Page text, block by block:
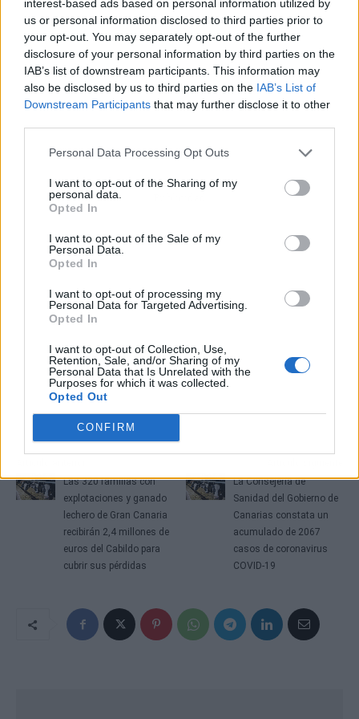
interest-based ads based on personal information utilized by
us or personal information disclosed to third parties prior to
your opt-out. You may separately opt-out of the further
disclosure of your personal information by third parties on the
IAB’s list of downstream participants. This information may
also be disclosed by us to third parties on the IAB’s List of
Downstream Participants that may further disclose it to other
Personal Data Processing Opt Outs
I want to opt-out of the Sharing of my
personal data.
Opted In
I want to opt-out of the Sale of my
Personal Data.
Opted In
I want to opt-out of processing my
Personal Data for Targeted Advertising.
Opted In
I want to opt-out of Collection, Use,
Retention, Sale, and/or Sharing of my
Personal Data that Is Unrelated with the
Purposes for which it was collected.
Opted Out
CONFIRM
Las 320 familias con
explotaciones y ganado
lechero de Gran Canaria
recibirán 2,4 millones de
euros del Cabildo para
cubrir sus pérdidas
La Consejería de
Sanidad del Gobierno de
Canarias constata un
acumulado de 2067
casos de coronavirus
COVID-19